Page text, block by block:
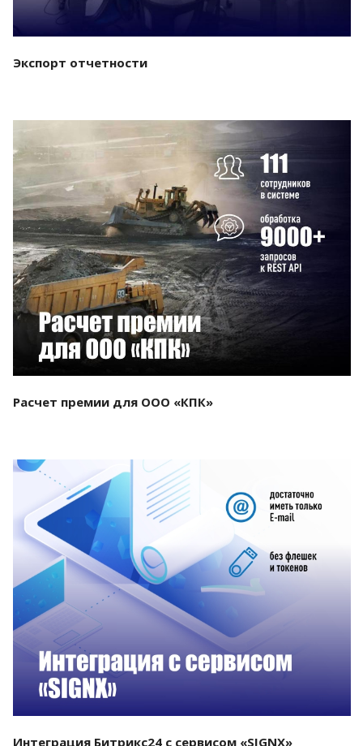
Экспорт отчетности
Смотреть проект
Расчет премии для ООО «КПК»
Смотреть проект
Интеграция Битрикс24 с сервисом «SIGNX»